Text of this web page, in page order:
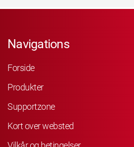
Navigations
Forside
Produkter
Supportzone
Kort over websted